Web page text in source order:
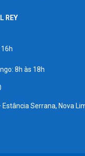
REY
16h
8h às 18h
Estância Serrana, Nova